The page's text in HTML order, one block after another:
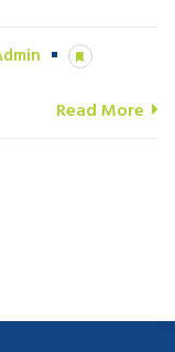
Read More